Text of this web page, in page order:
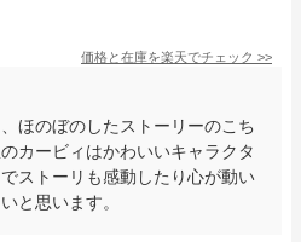
価格と在庫を楽天でチェック >>
ほのぼのしたストーリーのこち
カービィはかわいいキャラクタ
ストーリも感動したり心が動い
と思います。